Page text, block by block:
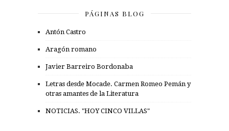
PÁGINAS BLOG
Antón Castro
Aragón romano
Javier Barreiro Bordonaba
Letras desde Mocade. Carmen Romeo Pemán y
otras amantes de la Literatura
NOTICIAS. "HOY CINCO VILLAS"